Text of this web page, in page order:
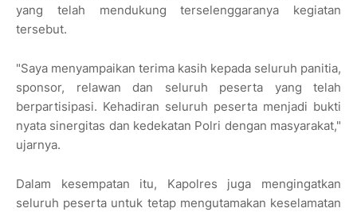
yang telah mendukung terselenggaranya kegiatan
tersebut.
"Saya menyampaikan terima kasih kepada seluruh panitia,
sponsor, relawan dan seluruh peserta yang telah
berpartisipasi. Kehadiran seluruh peserta menjadi bukti
nyata sinergitas dan kedekatan Polri dengan masyarakat,"
ujarnya.
Dalam kesempatan itu, Kapolres juga mengingatkan
seluruh peserta untuk tetap mengutamakan keselamatan